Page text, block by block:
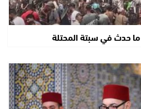
حدث في سبتة المحتلة